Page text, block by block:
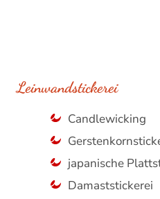
Leinwandstickerei
Candlewicking
japanische
Damaststickerei